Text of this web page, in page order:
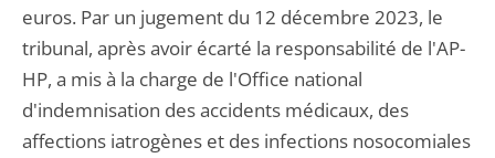
euros. Par un jugement du 12 décembre 2023, le
tribunal, après avoir écarté la responsabilité de l'AP-
HP, a mis à la charge de l'Office national
d'indemnisation des accidents médicaux, des
affections iatrogènes et des infections nosocomiales